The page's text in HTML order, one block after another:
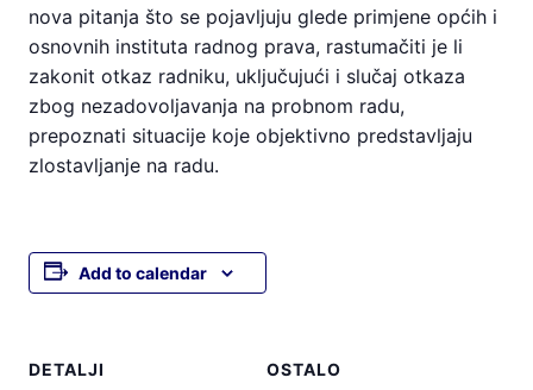
nova pitanja što se pojavljuju glede primjene općih i
osnovnih instituta radnog prava, rastumačiti je li
zakonit otkaz radniku, uključujući i slučaj otkaza
zbog nezadovoljavanja na probnom radu,
prepoznati situacije koje objektivno predstavljaju
zlostavljanje na radu.
Add to calendar
DETALJI
OSTALO